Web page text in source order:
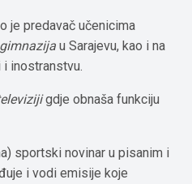
je predavač učenicima
u Sarajevu, kao i na
inostranstvu.
gdje obnaša funkciju
sportski novinar u pisanim i
i vodi emisije koje